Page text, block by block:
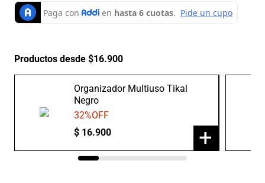
Productos desde $16.900
Organizador Multiuso Tikal
Negro
32%OFF
$ 16.900 +